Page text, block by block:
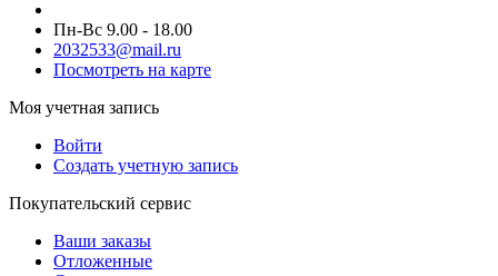
Пн-Вс 9.00 - 18.00
2032533@mail.ru
Посмотреть на карте
Моя учетная запись
Войти
Создать учетную запись
Покупательский сервис
Ваши заказы
Отложенные